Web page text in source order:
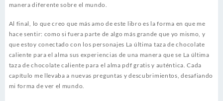
manera diferente sobre el mundo.
Al final, lo que creo que más amo de este libro es la forma en que me
hace sentir: como si fuera parte de algo más grande que yo mismo, y
que estoy conectado con los personajes La última taza de chocolate
caliente para el alma sus experiencias de una manera que se La última
taza de chocolate caliente para el alma pdf gratis y auténtica. Cada
capítulo me llevaba a nuevas preguntas y descubrimientos, desafiando
mi forma de ver el mundo.